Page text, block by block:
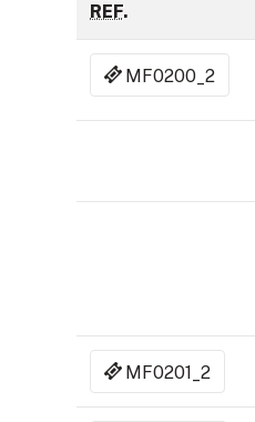
REF.
MF0200_2
MF0201_2